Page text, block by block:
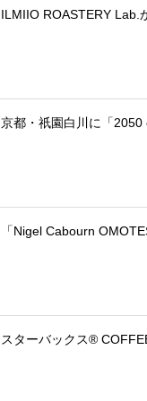
ILMIIO ROASTERY Lab.
京都・祇園白川に「
「Nigel Cabourn
スターバックス®